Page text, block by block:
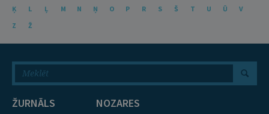
Ķ
L Ļ M N Ņ O P R S Š T U Ū
V
Z
Ž
ŽURNĀLS NOZARES